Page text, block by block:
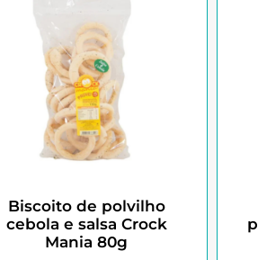
Biscoito de polvilho
cebola e salsa Crock
Mania 80g